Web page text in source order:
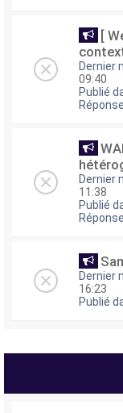
[
Dernier
09:40
Publié
Dernier
11:38
Publié
Dernier
16:23
Publié